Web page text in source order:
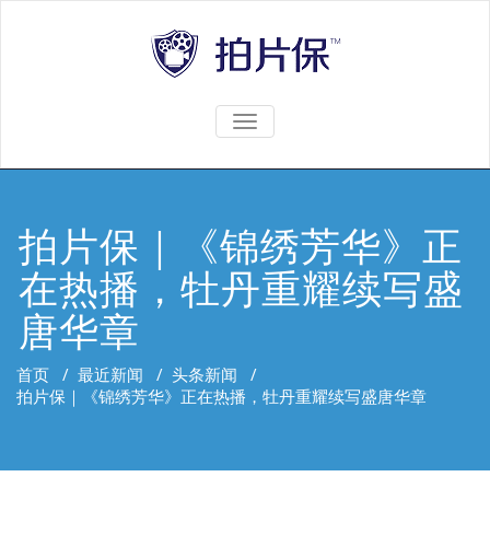
TOGGLE
拍片保｜《锦绣芳华》正
在热播，牡丹重耀续写盛
唐华章
首页 / 最近新闻 / 头条新闻 /
拍片保｜《锦绣芳华》正在热播，牡丹重耀续写盛唐华章